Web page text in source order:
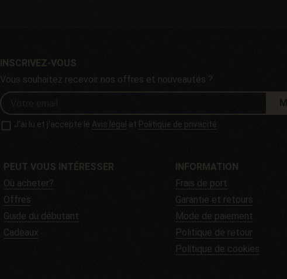
INSCRIVEZ-VOUS
Vous souhaitez recevoir nos offres et nouveautés ?
J'ai lu et j'accepte le Avis légal at Politique de privacité
PEUT VOUS INTÉRESSER
Où acheter?
Offres
Guide du débutant
Cadeaux
INFORMATION
Frais de port
Garantie et retours
Mode de paiement
Politique de retour
Politique de cookies